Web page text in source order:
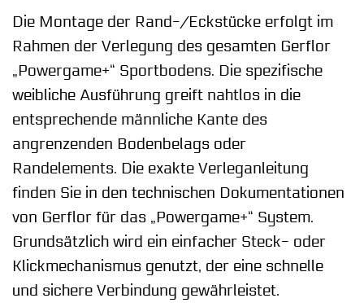
Die Montage der Rand-/Eckstücke erfolgt im
Rahmen der Verlegung des gesamten Gerflor
„Powergame+“ Sportbodens. Die spezifische
weibliche Ausführung greift nahtlos in die
entsprechende männliche Kante des
angrenzenden Bodenbelags oder
Randelements. Die exakte Verleganleitung
finden Sie in den technischen Dokumentationen
von Gerflor für das „Powergame+“ System.
Grundsätzlich wird ein einfacher Steck- oder
Klickmechanismus genutzt, der eine schnelle
und sichere Verbindung gewährleistet.